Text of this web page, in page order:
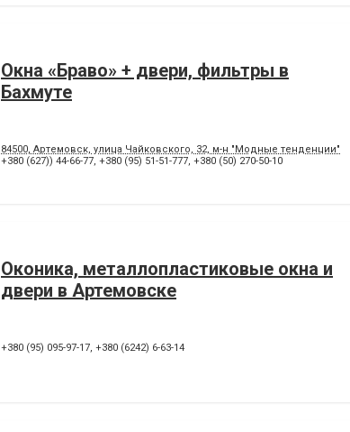
Окна «Браво» + двери, фильтры в
Бахмуте
84500, Артемовск, улица Чайковского, 32, м-н "Модные тенденции"
+380 (627)) 44-66-77, +380 (95) 51-51-777, +380 (50) 270-50-10
Оконика, металлопластиковые окна и
двери в Артемовске
+380 (95) 095-97-17, +380 (6242) 6-63-14